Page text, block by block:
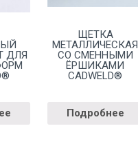
ДЛЯ
ЩЕТКА
МЕТАЛЛИЧЕСКАЯ
СО СМЕННЫМИ
ЁРШИКАМИ
CADWELD®
Подробнее